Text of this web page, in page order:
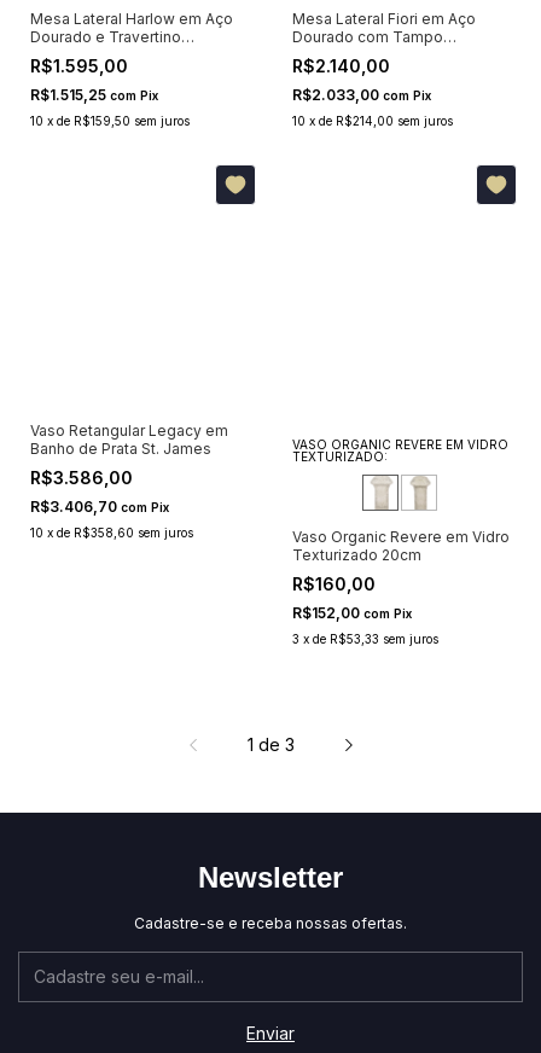
Mesa Lateral Harlow em Aço
Dourado e Travertino
Redondo
R$1.595,00
R$1.515,25 com Pix
10 x de R$159,50 sem juros
Mesa Lateral Fiori em Aço
Dourado com Tampo
Orgânico
R$2.140,00
R$2.033,00 com Pix
10 x de R$214,00 sem juros
Vaso Retangular Legacy em
Banho de Prata St. James
R$3.586,00
R$3.406,70 com Pix
10 x de R$358,60 sem juros
VASO ORGANIC REVERE EM VIDRO
TEXTURIZADO:
Vaso Organic Revere em Vidro
Texturizado 20cm
R$160,00
R$152,00 com Pix
3 x de R$53,33 sem juros
1 de 3
Newsletter
Cadastre-se e receba nossas ofertas.